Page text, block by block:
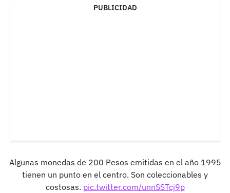
PUBLICIDAD
Algunas monedas de 200 Pesos emitidas en el año 1995
tienen un punto en el centro. Son coleccionables y
costosas. pic.twitter.com/unnSSTcj9p